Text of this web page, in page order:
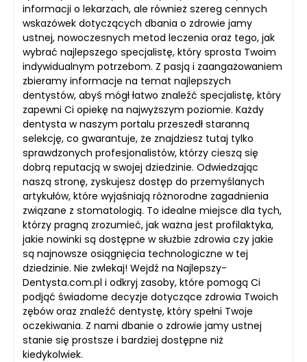
informacji o lekarzach, ale również szereg cennych
wskazówek dotyczących dbania o zdrowie jamy
ustnej, nowoczesnych metod leczenia oraz tego, jak
wybrać najlepszego specjalistę, który sprosta Twoim
indywidualnym potrzebom. Z pasją i zaangażowaniem
zbieramy informacje na temat najlepszych
dentystów, abyś mógł łatwo znaleźć specjalistę, który
zapewni Ci opiekę na najwyższym poziomie. Każdy
dentysta w naszym portalu przeszedł staranną
selekcję, co gwarantuje, że znajdziesz tutaj tylko
sprawdzonych profesjonalistów, którzy cieszą się
dobrą reputacją w swojej dziedzinie. Odwiedzając
naszą stronę, zyskujesz dostęp do przemyślanych
artykułów, które wyjaśniają różnorodne zagadnienia
związane z stomatologią. To idealne miejsce dla tych,
którzy pragną zrozumieć, jak ważna jest profilaktyka,
jakie nowinki są dostępne w służbie zdrowia czy jakie
są najnowsze osiągnięcia technologiczne w tej
dziedzinie. Nie zwlekaj! Wejdź na Najlepszy-
Dentysta.com.pl i odkryj zasoby, które pomogą Ci
podjąć świadome decyzje dotyczące zdrowia Twoich
zębów oraz znaleźć dentystę, który spełni Twoje
oczekiwania. Z nami dbanie o zdrowie jamy ustnej
stanie się prostsze i bardziej dostępne niż
kiedykolwiek.